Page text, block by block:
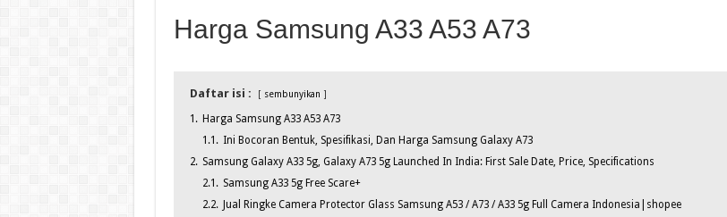
Harga Samsung A33 A53 A73
Daftar isi : sembunyikan
1. Harga Samsung A33 A53 A73
1.1. Ini Bocoran Bentuk, Spesifikasi, Dan Harga Samsung Galaxy A73
2. Samsung Galaxy A33 5g, Galaxy A73 5g Launched In India: First Sale Date, Price, Specifications
2.1. Samsung A33 5g Free Scare+
2.2.
Jual Ringke Camera Protector Glass Samsung A53 / A73 / A33 5g Full Camera Indonesia|shopee